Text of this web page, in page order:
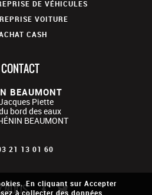
DE VÉHICULES
VOITURE
CASH
CONTACT
BEAUMONT
Piette
bord des eaux
BEAUMONT
21 13 01 60
NOUSEn cliquant sur Accepter
à collecter des données